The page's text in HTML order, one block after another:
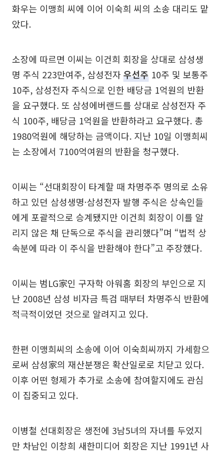
화우는 이맹희 씨에 이어 이숙희 씨의 소송 대리도 맡
았다.
소장에 따르면 이씨는 이건희 회장을 상대로 삼성생
명 주식 223만여주, 삼성전자우선주 10주 및 보통주
10주, 삼성전자 주식으로 인한 배당금 1억원의 반환
을 요구했다. 또 삼성에버랜드를 상대로 삼성전자 주
식 100주, 배당금 1억원을 반환하라고 요구했다. 총
1980억원에 해당하는 금액이다. 지난 10일 이맹희씨
는 소장에서 7100억여원의 반환을 청구했다.
이씨는 “선대회장이 타계할 때 차명주주 명의로 소유
하고 있던 삼성생명·삼성전자 발행 주식은 상속인들
에게 포괄적으로 승계됐지만 이건희 회장이 이를 알
리지 않은 채 단독으로 주식을 관리했다”며 “법적 상
속분에 따라 이 주식을 반환해야 한다”고 주장했다.
이씨는 범LG家인 구자학 아워홈 회장의 부인으로 지
난 2008년 삼성 비자금 특검 때부터 차명주식 반환에
적극적이었던 것으로 알려지고 있다.
한편 이맹희씨의 소송에 이어 이숙희씨까지 가세함으
로써 삼성家의 재산분쟁은 확산일로로 치닫고 있다.
이후 어떤 형제가 추가로 소송에 참여할지에도 관심
이 집중되고 있다.
이병철 선대회장은 생전에 3남5녀의 자녀를 두었지
만 차남인 이창희 새한미디어 회장은 지난 1991년 사